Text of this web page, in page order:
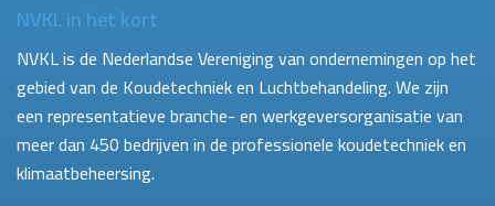
NVKL in het kort
NVKL is de Nederlandse Vereniging van ondernemingen op het
gebied van de Koudetechniek en Luchtbehandeling. We zijn
een representatieve branche- en werkgeversorganisatie van
meer dan 450 bedrijven in de professionele koudetechniek en
klimaatbeheersing.